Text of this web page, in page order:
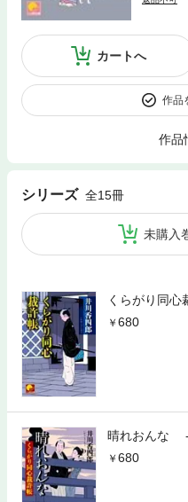
カートへ
作品
作品
シリーズ 全15冊
未購入
くらがり同心
680
晴れおんな ‐
680